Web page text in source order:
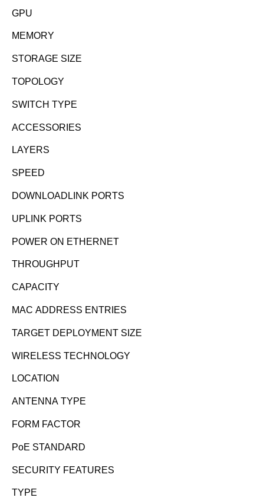
GPU
MEMORY
STORAGE SIZE
TOPOLOGY
SWITCH TYPE
ACCESSORIES
LAYERS
SPEED
DOWNLOADLINK PORTS
UPLINK PORTS
POWER ON ETHERNET
THROUGHPUT
CAPACITY
MAC ADDRESS ENTRIES
TARGET DEPLOYMENT SIZE
WIRELESS TECHNOLOGY
LOCATION
ANTENNA TYPE
FORM FACTOR
PoE STANDARD
SECURITY FEATURES
TYPE